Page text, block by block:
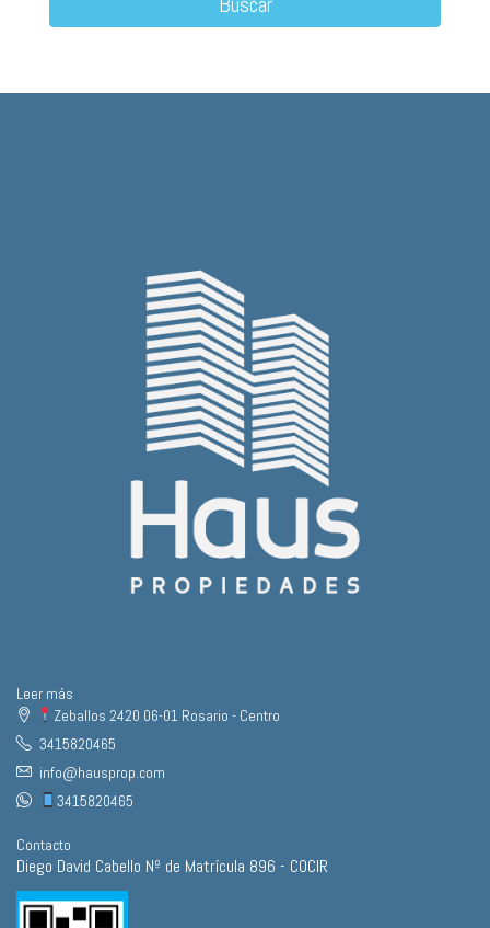
Leer más
Zeballos 2420 06-01 Rosario - Centro
3415820465
info@hausprop.com
3415820465
Contacto
Diego David Cabello Nº de Matrícula 896 - COCIR